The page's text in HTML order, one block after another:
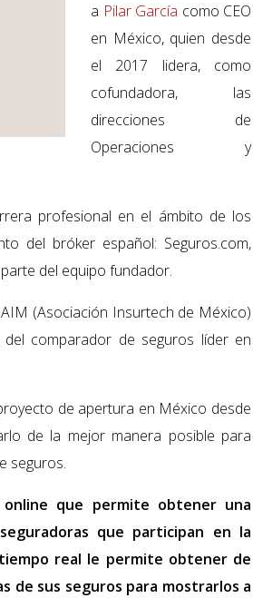
a Pilar García como CEO
en México, quien desde
el 2017 lidera, como
cofundadora, las
direcciones de
Operaciones y
profesional en el ámbito de los
del bróker español: Seguros.com,
del equipo fundador.
(Asociación Insurtech de México)
comparador de seguros líder en
de apertura en México desde
de la mejor manera posible para
seguros.
que permite obtener una
que participan en la
real le permite obtener de
de sus seguros para mostrarlos a